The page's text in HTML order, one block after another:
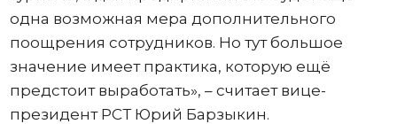
одна возможная мера дополнительного
поощрения сотрудников. Но тут большое
значение имеет практика, которую ещё
предстоит выработать», – считает вице-
президент РСТ Юрий Барзыкин.